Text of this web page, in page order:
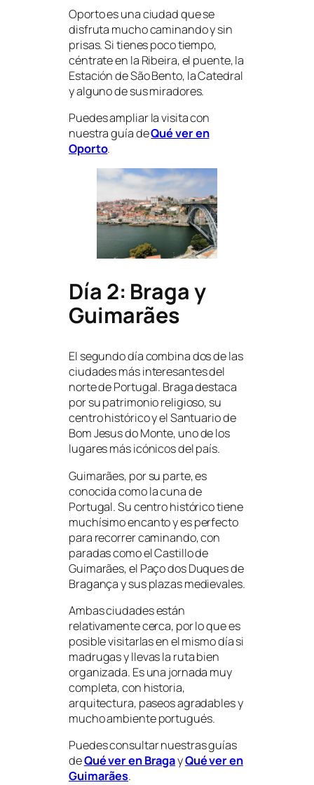
Oporto es una ciudad que se
disfruta mucho caminando y sin
prisas. Si tienes poco tiempo,
céntrate en la Ribeira, el puente, la
Estación de São Bento, la Catedral
y alguno de sus miradores.
Puedes ampliar la visita con
nuestra guía deQué ver en
Oporto.
Día 2: Braga y
Guimarães
El segundo día combina dos de las
ciudades más interesantes del
norte de Portugal. Braga destaca
por su patrimonio religioso, su
centro histórico y el Santuario de
Bom Jesus do Monte, uno de los
lugares más icónicos del país.
Guimarães, por su parte, es
conocida como la cuna de
Portugal. Su centro histórico tiene
muchísimo encanto y es perfecto
para recorrer caminando, con
paradas como el Castillo de
Guimarães, el Paço dos Duques de
Bragança y sus plazas medievales.
Ambas ciudades están
relativamente cerca, por lo que es
posible visitarlas en el mismo día si
madrugas y llevas la ruta bien
organizada. Es una jornada muy
completa, con historia,
arquitectura, paseos agradables y
mucho ambiente portugués.
Puedes consultar nuestras guías
deQué ver en BragayQué ver en
Guimarães.